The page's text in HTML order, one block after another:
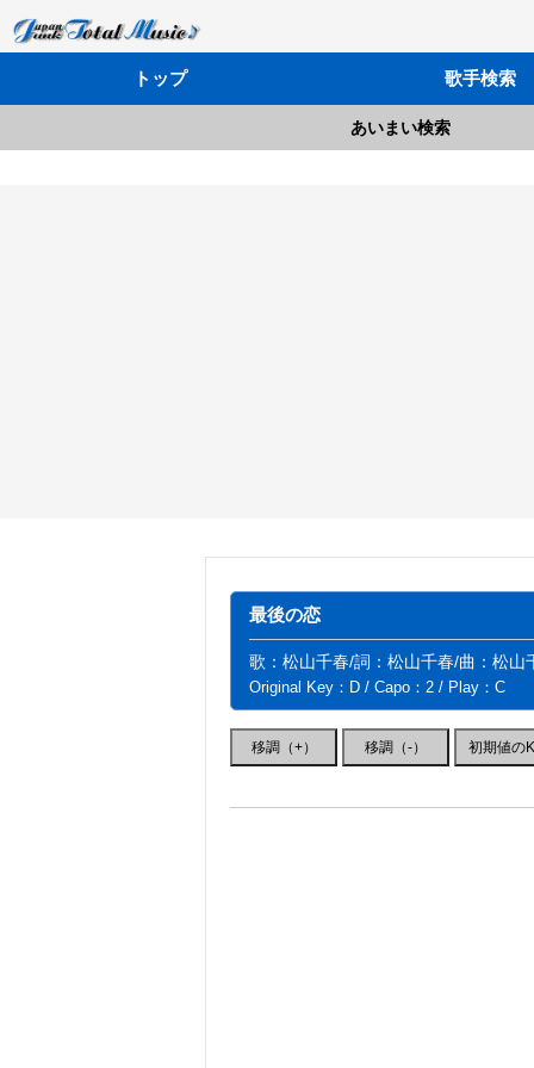
トップ 歌手検索
あいまい検索
最後の恋
歌：松山千春/詞：松山千春/曲：松山
Original Key：D / Capo：2 / Play：C